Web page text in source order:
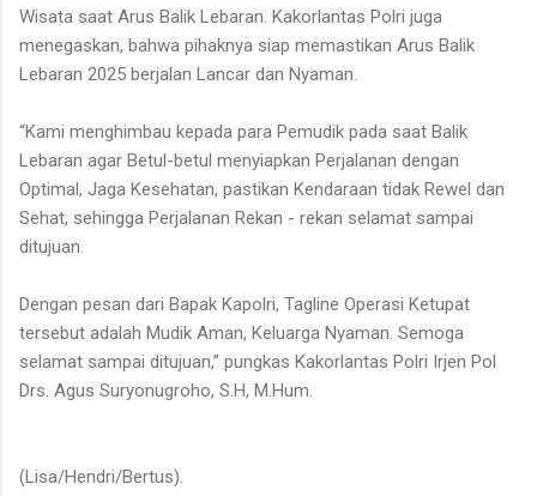
Wisata saat Arus Balik Lebaran. Kakorlantas Polri juga
menegaskan, bahwa pihaknya siap memastikan Arus Balik
Lebaran 2025 berjalan Lancar dan Nyaman.
“Kami menghimbau kepada para Pemudik pada saat Balik
Lebaran agar Betul-betul menyiapkan Perjalanan dengan
Optimal, Jaga Kesehatan, pastikan Kendaraan tidak Rewel dan
Sehat, sehingga Perjalanan Rekan - rekan selamat sampai
ditujuan.
Dengan pesan dari Bapak Kapolri, Tagline Operasi Ketupat
tersebut adalah Mudik Aman, Keluarga Nyaman. Semoga
selamat sampai ditujuan,” pungkas Kakorlantas Polri Irjen Pol
Drs. Agus Suryonugroho, S.H, M.Hum.
(Lisa/Hendri/Bertus).